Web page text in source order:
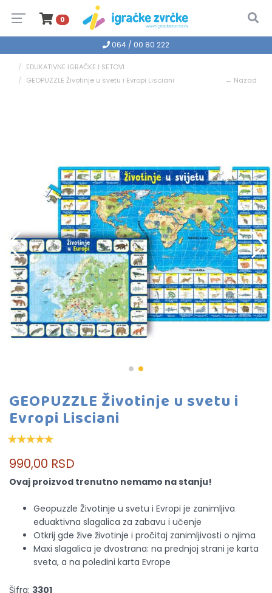
0
064 / 00 80 222
EDUKATIVNE IGRAČKE I SETOVI
GEOPUZZLE Životinje u svetu i Evropi Lisciani
← Nazad
GEOPUZZLE Životinje u svetu i
Evropi Lisciani
990,00 RSD
Ovaj proizvod trenutno nemamo na stanju!
Geopuzzle Životinje u svetu i Evropi je zanimljiva
eduaktivna slagalica za zabavu i učenje
Otkrij gde žive životinje i pročitaj zanimljivosti o njima
Maxi slagalica je dvostrana: na prednjoj strani je karta
sveta, a na poleđini karta Evrope
Šifra: 3301